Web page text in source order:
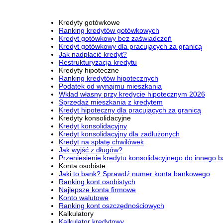
Kredyty gotówkowe
Ranking kredytów gotówkowych
Kredyt gotówkowy bez zaświadczeń
Kredyt gotówkowy dla pracujących za granicą
Jak nadpłacić kredyt?
Restrukturyzacja kredytu
Kredyty hipoteczne
Ranking kredytów hipotecznych
Podatek od wynajmu mieszkania
Wkład własny przy kredycie hipotecznym 2026
Sprzedaż mieszkania z kredytem
Kredyt hipoteczny dla pracujących za granicą
Kredyty konsolidacyjne
Kredyt konsolidacyjny
Kredyt konsolidacyjny dla zadłużonych
Kredyt na spłatę chwilówek
Jak wyjść z długów?
Przeniesienie kredytu konsolidacyjnego do innego
Konta osobiste
Jaki to bank? Sprawdź numer konta bankowego
Ranking kont osobistych
Najlepsze konta firmowe
Konto walutowe
Ranking kont oszczędnościowych
Kalkulatory
Kalkulator kredytowy